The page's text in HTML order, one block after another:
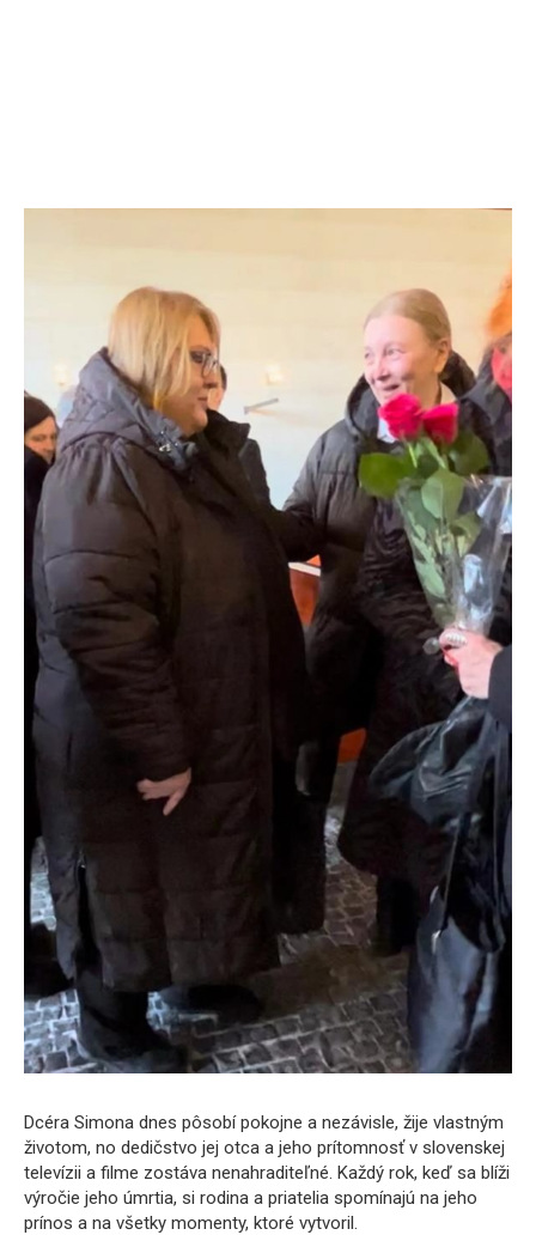
Dcéra Simona dnes pôsobí pokojne a nezávisle, žije vlastným
životom, no dedičstvo jej otca a jeho prítomnosť v slovenskej
televízii a filme zostáva nenahraditeľné. Každý rok, keď sa blíži
výročie jeho úmrtia, si rodina a priatelia spomínajú na jeho
prínos a na všetky momenty, ktoré vytvoril.